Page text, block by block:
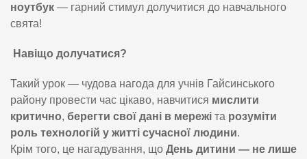
ноутбук — гарний стимул долучитися до навчального
свята!
Навіщо долучатися?
Такий урок — чудова нагода для учнів Гайсинського
району провести час цікаво, навчитися мислити
критично, берегти свої дані в мережі та розуміти
роль технологій у житті сучасної людини.
Крім того, це нагадування, що День дитини — не лише